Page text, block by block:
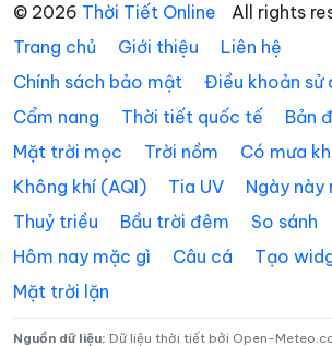
Xã Đức
Xã Dur Kmăl Xã Ea
Xã Ea Bung Xã Ea
Xã Ea Drông Xã Ea
Xã Ea Khăl Xã Ea
Xã Ea Kly
Xã Ea Knuếc Xã Ea
© 2026 Thời Tiết Online
All rights
Trang chủ
Giới thiệu
Liên hệ
Chính sách bảo mật
Điều khoản sử
Cẩm nang
Thời tiết quốc tế
Bản
Mặt trời mọc
Trời nồm
Có mưa
Không khí (AQI)
Tia UV
Ngày này
Thuỷ triều
Bầu trời đêm So sánh
Hôm nay mặc gì
Câu cá
Tạo
Mặt trời lặn
Nguồn dữ liệu: Dữ liệu thời tiết bởi Open-